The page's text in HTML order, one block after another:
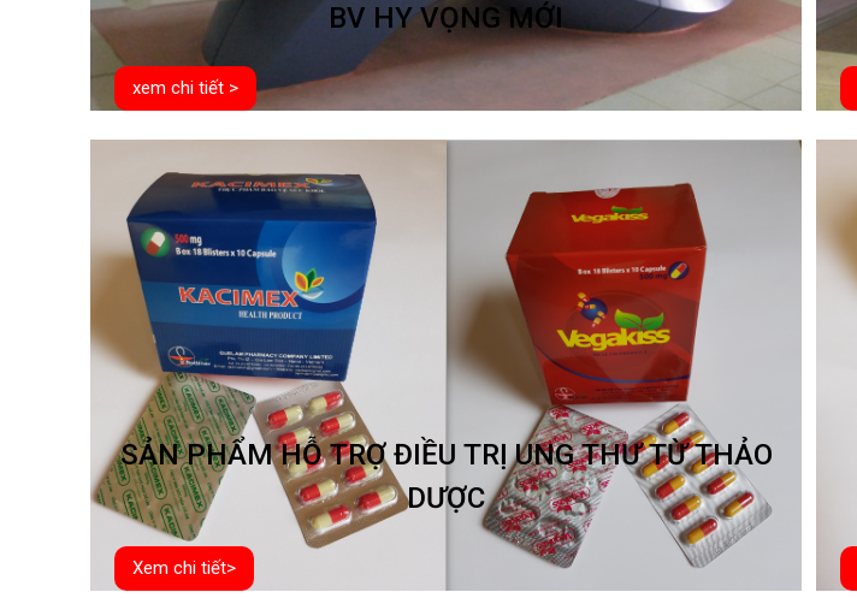
BV HY VỌNG MỚI
xem chi tiết >
SẢN PHẨM HỖ TRỢ ĐIỀU TRỊ UNG THƯ TỪ THẢO
DƯỢC
Xem chi tiết>